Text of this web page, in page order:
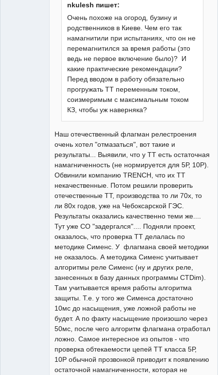
nkulesh пишет:
Очень похоже на огород, бузину и
родственников в Киеве. Чем его так
намагнитили при испытаниях, что он не
перемагнитился за время работы (это
ведь не первое включение было)? И
какие практические рекомендации?
Перед вводом в работу обязательно
прогружать ТТ переменным током,
соизмеримым с максимальным током
КЗ, чтобы уж наверняка?
Наш отечественный флагман релестроения
очень хотел "отмазаться", вот такие и
результаты... Выявили, что у ТТ есть остаточная
намагниченность (не нормируется для 5Р, 10Р).
Обвинили компанию TRENCH, что их ТТ
некачественные. Потом решили проверить
отечественные ТТ, производства то ли 70х, то
ли 80х годов, уже на Чебоксарской ГЭС.
Результаты оказались качественно теми же....
Тут уже СО "задергался".... Подняли проект,
оказалось, что проверка ТТ делалась по
методике Сименс. У флагмана своей методики
не оказалось. А методика Сименс учитывает
алгоритмы реле Сименс (ну и других реле,
занесенных в базу данных программы CTDim).
Там учитывается время работы алгоритма
защиты. Т.е. у того же Сименса достаточно
10мс до насыщения, уже ложной работы не
будет. А по факту насыщение произошло через
50мс, после чего алгоритм флагмана отработал
ложно. Самое интересное из опытов - что
проверка обтекаемости цепей ТТ класса 5Р,
10Р обычной прозвонкой приводит к появлению
остаточной намагниченности, которая не